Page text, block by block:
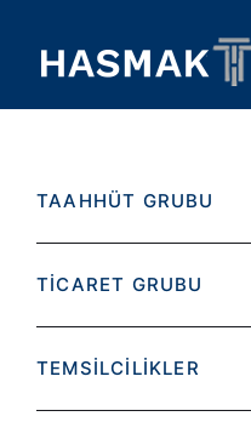
TAAHHÜT GRUBU
TİCARET GRUBU
TEMSİLCİLİKLER